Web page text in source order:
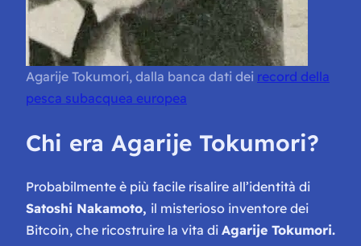
Agarije Tokumori, dalla banca dati dei record della
pesca subacquea europea
Chi era Agarije Tokumori?
Probabilmente è più facile risalire all’identità di
Satoshi Nakamoto, il misterioso inventore dei
Bitcoin, che ricostruire la vita di Agarije Tokumori.